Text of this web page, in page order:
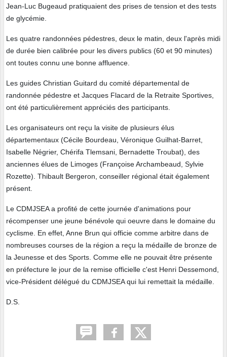
Jean-Luc Bugeaud pratiquaient des prises de tension et des tests
de glycémie.
Les quatre randonnées pédestres, deux le matin, deux l'après midi
de durée bien calibrée pour les divers publics (60 et 90 minutes)
ont toutes connu une bonne affluence.
Les guides Christian Guitard du comité départemental de
randonnée pédestre et Jacques Flacard de la Retraite Sportives,
ont été particulièrement appréciés des participants.
Les organisateurs ont reçu la visite de plusieurs élus
départementaux (Cécile Bourdeau, Véronique Guilhat-Barret,
Isabelle Négrier, Chérifa Tlemsani, Bernadette Troubat), des
anciennes élues de Limoges (Françoise Archambeaud, Sylvie
Rozette). Thibault Bergeron, conseiller régional était également
présent.
Le CDMJSEA a profité de cette journée d'animations pour
récompenser une jeune bénévole qui oeuvre dans le domaine du
cyclisme. En effet, Anne Brun qui officie comme arbitre dans de
nombreuses courses de la région a reçu la médaille de bronze de
la Jeunesse et des Sports. Comme elle ne pouvait être présente
en préfecture le jour de la remise officielle c'est Henri Dessemond,
vice-Président délégué du CDMJSEA qui lui remettait la médaille.
D.S.